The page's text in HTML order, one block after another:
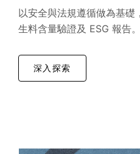
以安全與法規遵循做為基
生料含量驗證及 ESG 報告。
深入探索